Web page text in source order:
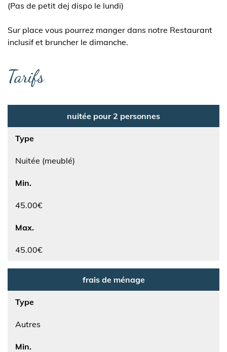
(Pas de petit dej dispo le lundi)
Sur place vous pourrez manger dans notre Restaurant
inclusif et bruncher le dimanche.
Tarifs
nuitée pour 2 personnes
Type
Nuitée (meublé)
Min.
45.00€
Max.
45.00€
frais de ménage
Type
Autres
Min.